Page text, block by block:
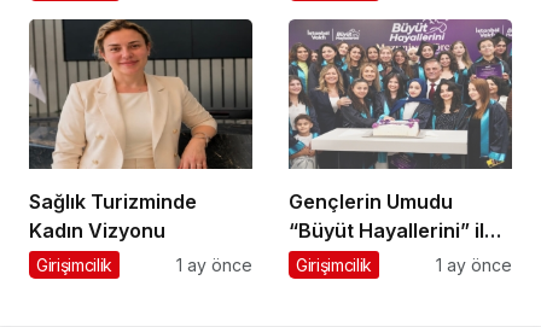
Sağlık Turizminde
Kadın Vizyonu
Girişimcilik 1 ay önce
Gençlerin Umudu
“Büyüt Hayallerini” ile
267 Genç Daha
Girişimcilik 1 ay önce